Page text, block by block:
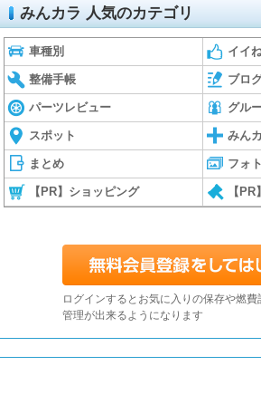
みんカラ 人気のカテゴリ
車種別 イイ
整備手帳 ブロ
パーツレビュー グル
スポット みん
まとめ フォト
【PR】ショッピング 【
ログインするとお気に入りの保存や燃費
管理が出来るようになります